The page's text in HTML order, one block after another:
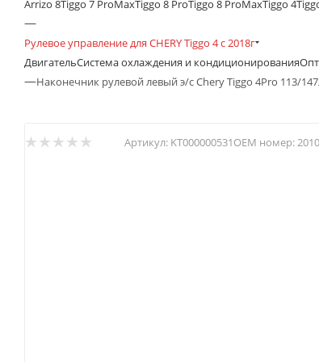
Arrizo 8Tiggo 7 ProMaxTiggo 8 ProTiggo 8 ProMaxTiggo 4
—
Рулевое управление для CHERY Tiggo 4 с 2018г
ДвигательСистема охлаждения и кондиционирования
—Наконечник рулевой левый э/с Chery Tiggo 4Pro 113/
Артикул: KT000000531OEM номер: